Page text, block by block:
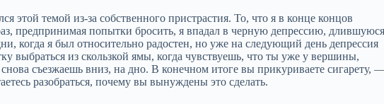
этой темой из‑за собственного пристрастия. То, что я в конце концов
предпринимая попытки бросить, я впадал в черную депрессию,
когда я был относительно радостен, но уже на следующий день депрессия
выбраться из скользкой ямы, когда чувствуешь, что ты уже у вершины,
съезжаешь вниз, на дно. В конечном итоге вы прикуриваете сигарету,
разобраться, почему вы вынуждены это сделать.